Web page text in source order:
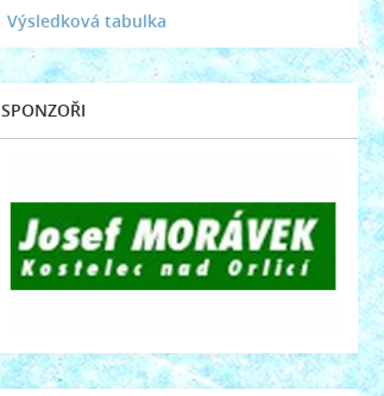
Výsledková tabulka
SPONZOŘI